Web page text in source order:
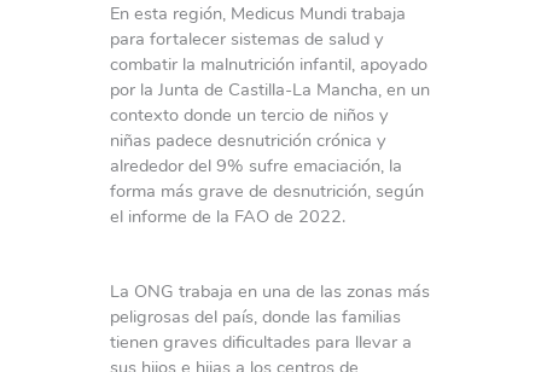
En esta región, Medicus Mundi trabaja
para fortalecer sistemas de salud y
combatir la malnutrición infantil, apoyado
por la Junta de Castilla-La Mancha, en un
contexto donde un tercio de niños y
niñas padece desnutrición crónica y
alrededor del 9% sufre emaciación, la
forma más grave de desnutrición, según
el informe de la FAO de 2022.
La ONG trabaja en una de las zonas más
peligrosas del país, donde las familias
tienen graves dificultades para llevar a
sus hijos e hijas a los centros de